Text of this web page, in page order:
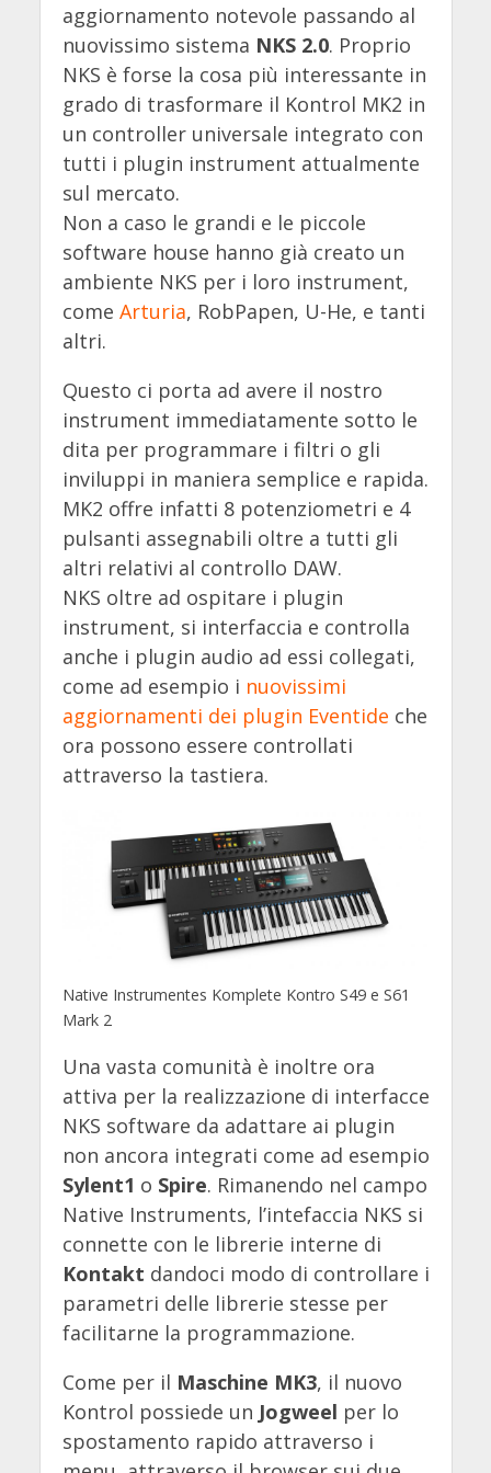
aggiornamento notevole passando al
nuovissimo sistema NKS 2.0. Proprio
NKS è forse la cosa più interessante in
grado di trasformare il Kontrol MK2 in
un controller universale integrato con
tutti i plugin instrument attualmente
sul mercato.
Non a caso le grandi e le piccole
software house hanno già creato un
ambiente NKS per i loro instrument,
come Arturia, RobPapen, U-He, e tanti
altri.
Questo ci porta ad avere il nostro
instrument immediatamente sotto le
dita per programmare i filtri o gli
inviluppi in maniera semplice e rapida.
MK2 offre infatti 8 potenziometri e 4
pulsanti assegnabili oltre a tutti gli
altri relativi al controllo DAW.
NKS oltre ad ospitare i plugin
instrument, si interfaccia e controlla
anche i plugin audio ad essi collegati,
come ad esempio i nuovissimi
aggiornamenti dei plugin Eventide che
ora possono essere controllati
attraverso la tastiera.
Native Instrumentes Komplete Kontro S49 e S61
Mark 2
Una vasta comunità è inoltre ora
attiva per la realizzazione di interfacce
NKS software da adattare ai plugin
non ancora integrati come ad esempio
Sylent1 o Spire. Rimanendo nel campo
Native Instruments, l’intefaccia NKS si
connette con le librerie interne di
Kontakt dandoci modo di controllare i
parametri delle librerie stesse per
facilitarne la programmazione.
Come per il Maschine MK3, il nuovo
Kontrol possiede un Jogweel per lo
spostamento rapido attraverso i